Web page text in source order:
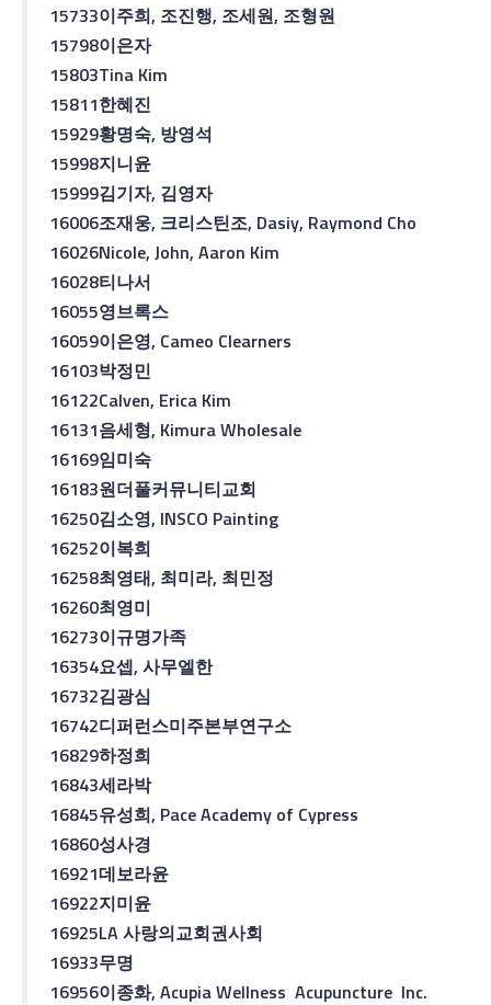
15733이주희, 조진행, 조세원, 조형원
15798이은자
15803Tina Kim
15811한혜진
15929황명숙, 방영석
15998지니윤
15999김기자, 김영자
16006조재웅, 크리스틴조, Dasiy, Raymond Cho
16026Nicole, John, Aaron Kim
16028티나서
16055영브록스
16059이은영, Cameo Clearners
16103박정민
16122Calven, Erica Kim
16131음세형, Kimura Wholesale
16169임미숙
16183원더풀커뮤니티교회
16250김소영, INSCO Painting
16252이복희
16258최영태, 최미라, 최민정
16260최영미
16273이규명가족
16354요셉, 사무엘한
16732김광심
16742디퍼런스미주본부연구소
16829하정희
16843세라박
16845유성희, Pace Academy of Cypress
16860성사경
16921데보라윤
16922지미윤
16925LA사랑의교회권사회
16933무명
16956이종화, Acupia Wellness Acupuncture Inc.